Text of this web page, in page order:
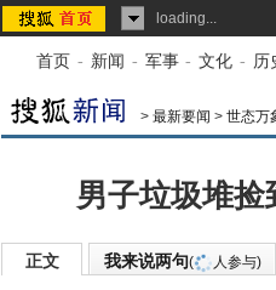
loading...
首页 - 新闻 - 军事 - 文化 - 历
> 最新要闻 > 世态万
男子垃圾堆
正文 我来说两句( 人参与)